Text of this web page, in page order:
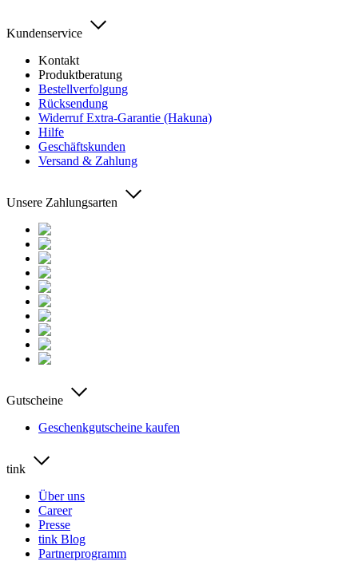
Kundenservice
Kontakt
Produktberatung
Bestellverfolgung
Rücksendung
Widerruf Extra-Garantie (Hakuna)
Hilfe
Geschäftskunden
Versand & Zahlung
Unsere Zahlungsarten
Gutscheine
Geschenkgutscheine kaufen
tink
Über uns
Career
Presse
tink Blog
Partnerprogramm